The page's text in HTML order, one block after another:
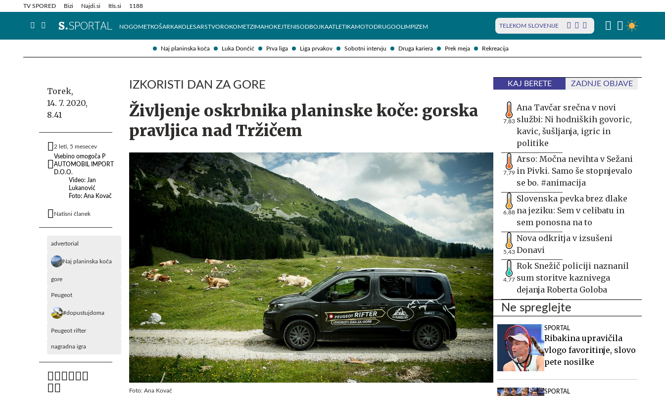
Naj planinska koča Luka Dončić Prva liga Liga prvakov Sobotni intervju Druga kariera Prek meja Rekreacija
TV SPORED Bizi Najdi.si Itis.si 1188
NOGOMETKOŠARKAKOLESARSTVOROKOMETZIMAHOKEJTENISODBOJKAATLETIKAMOTODRUGOOLIMPIZEM TELEKOM SLOVENIJE
Info in obvestila Tehnik
Torek,
14. 7. 2020,
8.41
2 leti, 5 mesecev
Vsebino omogoča P
AUTOMOBIL IMPORT
D.O.O.
Video: Jan
Lukanović
Foto: Ana Kovač
Natisni članek
advertorial
Naj planinska koča
gore
Peugeot
#dopustujdoma
Peugeot rifter
nagradna igra
IZKORISTI DAN ZA GORE
Življenje oskrbnika planinske koče: gorska
pravljica nad Tržičem
Foto: Ana Kovač
KAJ BERETE ZADNJE OBJAVE
7,83
Ana Tavčar srečna v novi
službi: Ni hodniških govoric,
kavic, šušljanja, igric in
politike
7,79
Arso: Močna nevihta v Sežani
in Pivki. Samo še stopnjevalo
se bo. #animacija
6,88
Slovenska pevka brez dlake
na jeziku: Sem v celibatu in
sem ponosna na to
5,43
Nova odkritja v izsušeni
Donavi
4,77
Rok Snežič policiji naznanil
sum storitve kaznivega
dejanja Roberta Goloba
Ne spreglejte
SPORTAL
Ribakina upravičila
vlogo favoritinje, slovo
pete nosilke
SPORTAL